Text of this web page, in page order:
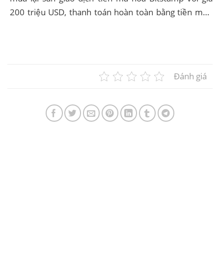
200 triệu USD, thanh toán hoàn toàn bằng tiền mặt.
Đánh giá